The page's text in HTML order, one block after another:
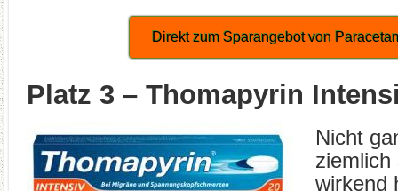
Direkt zum Sparangebot von
Platz 3 – Thomapyrin
Nicht
ziemlich
wirkend